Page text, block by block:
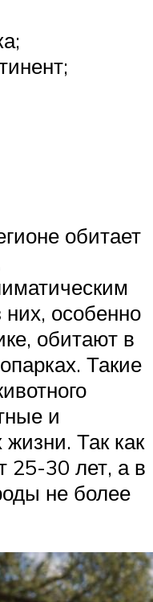
обитает
особенно
обитают в
Такие
и
Так как
25-30 лет, а в
не более